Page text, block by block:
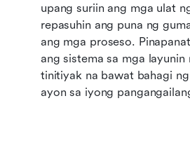
upang suriin ang mga ulat
repasuhin ang puna ng
ang mga proseso.
ang sistema sa mga
tinitiyak na bawat bahagi
ayon sa iyong